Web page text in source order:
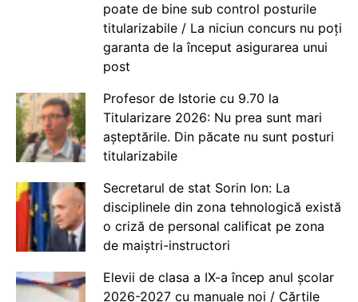
poate de bine sub control posturile
titularizabile / La niciun concurs nu poți
garanta de la început asigurarea unui
post
Profesor de Istorie cu 9.70 la
Titularizare 2026: Nu prea sunt mari
așteptările. Din păcate nu sunt posturi
titularizabile
Secretarul de stat Sorin Ion: La
disciplinele din zona tehnologică există
o criză de personal calificat pe zona
de maiștri-instructori
Elevii de clasa a IX-a încep anul școlar
2026-2027 cu manuale noi / Cărțile